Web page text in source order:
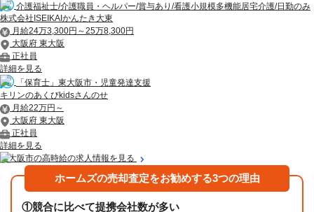
介護福祉士/介護職員・ヘルパー/賞与あり/看護小規模多機能居宅介護/日勤のみ
株式会社ISEIKAIかんたき大東
月給24万3,300円～25万8,300円
大阪府 東大阪
正社員
詳細を見る
「保育士」東大阪市・児童発達支援
キリンのあくびkidsさんのせ
月給22万円～
大阪府 東大阪
正社員
詳細を見る
東大阪市の高時給の求人情報を見る
ホームズの売却査定をお勧めする3つの理由
①競合に比べて提携会社数が多い